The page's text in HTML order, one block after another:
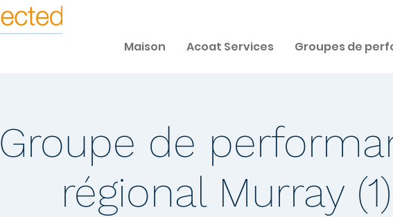
Maison Acoat Services Groupes de
Groupe de
régional Murray (1)